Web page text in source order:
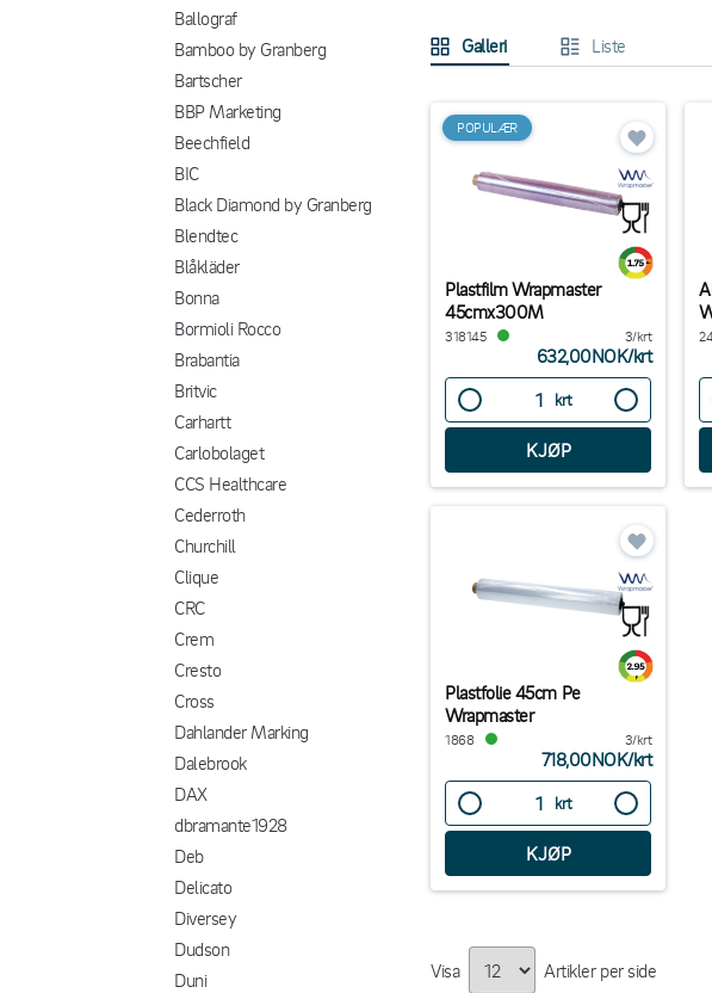
Ballograf
Bamboo by Granberg
Bartscher
BBP Marketing
Beechfield
BIC
Black Diamond by Granberg
Blendtec
Blåkläder
Bonna
Bormioli Rocco
Brabantia
Britvic
Carhartt
Carlobolaget
CCS Healthcare
Cederroth
Churchill
Clique
CRC
Crem
Cresto
Cross
Dahlander Marking
Dalebrook
DAX
dbramante1928
Deb
Delicato
Diversey
Dudson
Duni
Galleri Liste
POPULÆR
Plastfilm Wrapmaster
45cmx300M
318145 3/krt
632,00NOK/krt
krt
Plastfolie 45cm Pe
Wrapmaster
1868 3/krt
718,00NOK/krt
krt
Visa Artikler per side